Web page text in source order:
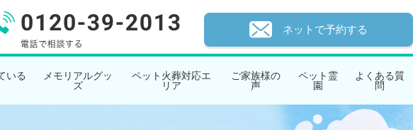
ネットで予約する
いる
メモリアルグッ
ズ
ペット火葬対応エ
リア
ご家族様の
声
ペット霊
園
よくある質
問